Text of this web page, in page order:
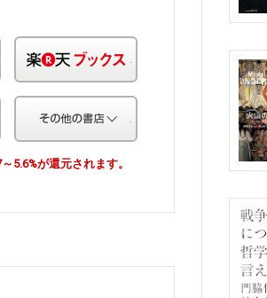
honto
カーリル
5.6%が還元されます。